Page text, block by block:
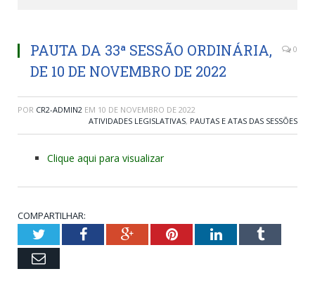
PAUTA DA 33ª SESSÃO ORDINÁRIA,
DE 10 DE NOVEMBRO DE 2022
0
POR CR2-ADMIN2 EM 10 DE NOVEMBRO DE 2022
ATIVIDADES LEGISLATIVAS, PAUTAS E ATAS DAS SESSÕES
Clique aqui para visualizar
COMPARTILHAR:
TwitterFacebookGoogle+PinterestLinkedInTumblr
Email